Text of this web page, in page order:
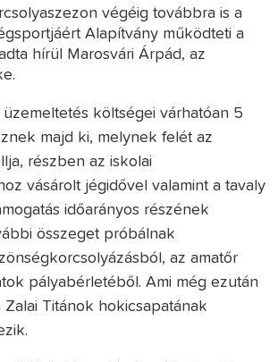
végéig továbbra is a
Alapítvány működteti a
hírül Marosvári Árpád, az
költségei várhatóan 5
majd ki, melynek felét az
részben az iskolai
vásárolt jégidővel valamint a tavaly
időarányos részének
összeget próbálnak
az amatőr
pályabérletéből. Ami még ezután
Zalai Titánok hokicsapatának